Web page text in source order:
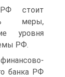
стоит
меры,
уровня
РФ.
банка РФ